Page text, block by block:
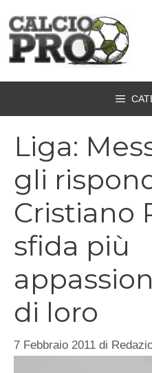
contenuto
Liga:
gli
Cristiano
sfida più
di loro
7 Febbraio 2011 di